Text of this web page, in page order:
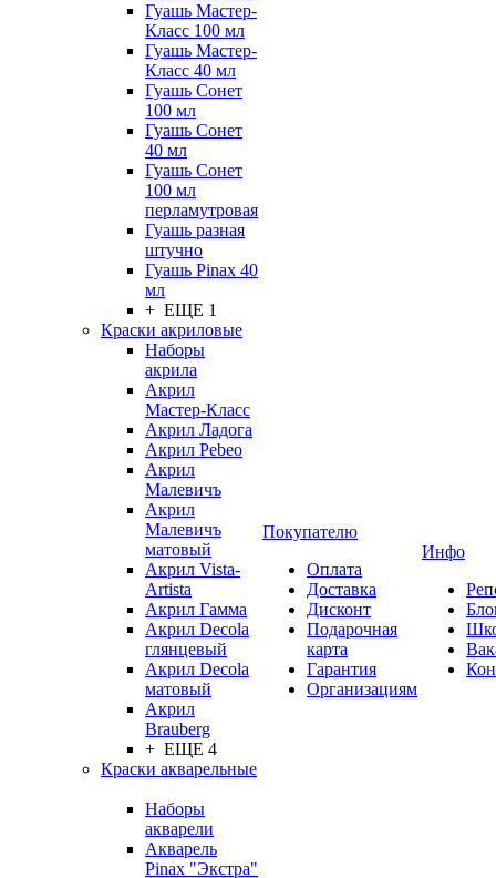
Гуашь Мастер-
Класс 100 мл
Гуашь Мастер-
Класс 40 мл
Гуашь Сонет
100 мл
Гуашь Сонет
40 мл
Гуашь Сонет
100 мл
перламутровая
Гуашь разная
штучно
Гуашь Pinax 40
мл
+ ЕЩЕ 1
Краски акриловые
Наборы
акрила
Акрил
Мастер-Класс
Акрил Ладога
Акрил Pebeo
Акрил
Малевичъ
Акрил
Малевичъ
матовый
Акрил Vista-
Artista
Акрил Гамма
Акрил Decola
глянцевый
Акрил Decola
матовый
Акрил
Brauberg
+ ЕЩЕ 4
Краски акварельные
Наборы
акварели
Акварель
Pinax "Экстра"
Покупателю
Оплата
Доставка
Дисконт
Подарочная
карта
Гарантия
Организациям
Инфо